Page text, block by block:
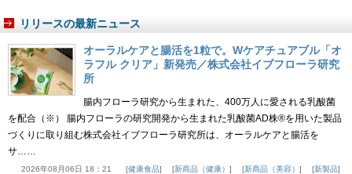
リリースの最新ニュース
オーラルケアと腸活を1粒で。Wケアチュアブル「オ
ラフル クリア」新発売／株式会社イブフローラ研究
所
腸内フローラ研究から生まれた、400万人に愛される乳酸菌
を配合（※） 腸内フローラの研究開発から生まれた乳酸菌AD株®を用いた製品
づくりに取り組む株式会社イブフローラ研究所は、オーラルケアと腸活を
サ……
2026年08月06日 18：21 健康食品 新商品（健康） 新商品（美容） 新製品